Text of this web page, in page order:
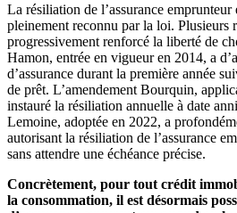
La résiliation de l’assurance
pleinement reconnu par la loi. Plusieurs
progressivement renforcé la liberté de
Hamon, entrée en vigueur en 2014, a
d’assurance durant la première année
de prêt. L’amendement Bourquin,
instauré la résiliation annuelle à date
Lemoine, adoptée en 2022, a
autorisant la résiliation de l’assurance
sans attendre une échéance précise.
Concrètement, pour tout crédit
la consommation, il est désormais